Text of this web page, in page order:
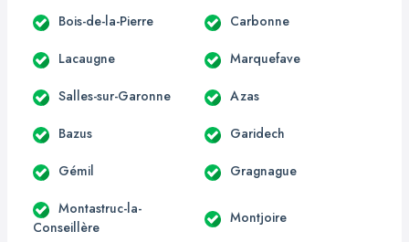
Bois-de-la-Pierre Carbonne
Lacaugne Marquefave
Salles-sur-Garonne Azas
Bazus Garidech
Gémil Gragnague
Montastruc-la-
Conseillère
Montjoire